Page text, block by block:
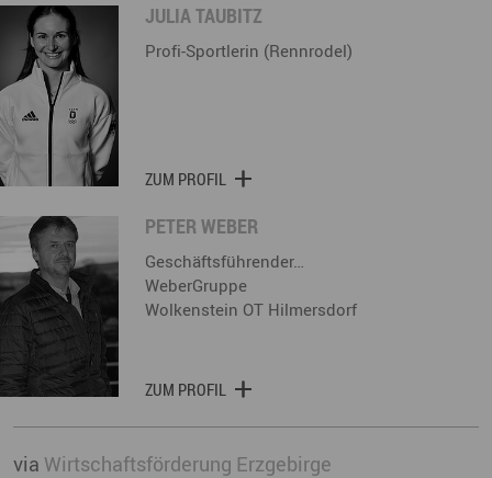
JULIA TAUBITZ
Profi-Sportlerin (Rennrodel)
ZUM PROFIL
PETER WEBER
Geschäftsführender…
WeberGruppe
Wolkenstein OT Hilmersdorf
ZUM PROFIL
via Wirtschaftsförderung Erzgebirge